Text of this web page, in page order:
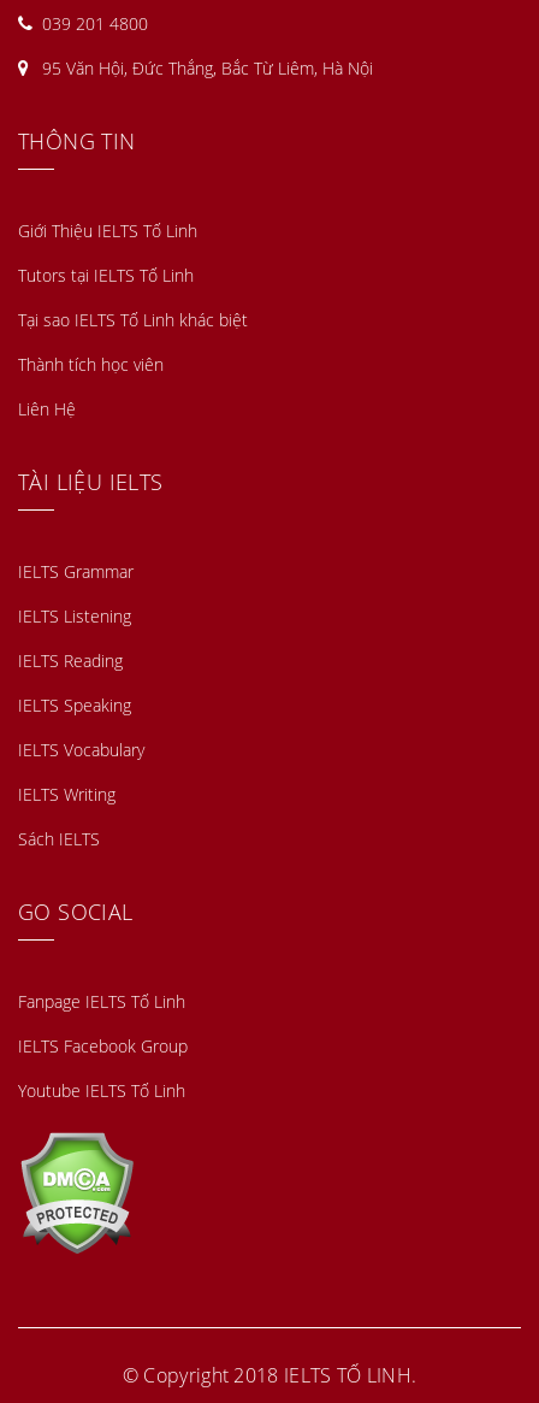
039 201 4800
95 Văn Hội, Đức Thắng, Bắc Từ Liêm, Hà Nội
THÔNG TIN
Giới Thiệu IELTS Tố Linh
Tutors tại IELTS Tố Linh
Tại sao IELTS Tố Linh khác biệt
Thành tích học viên
Liên Hệ
TÀI LIỆU IELTS
IELTS Grammar
IELTS Listening
IELTS Reading
IELTS Speaking
IELTS Vocabulary
IELTS Writing
Sách IELTS
GO SOCIAL
Fanpage IELTS Tố Linh
IELTS Facebook Group
Youtube IELTS Tố Linh
© Copyright 2018 IELTS TỐ LINH.